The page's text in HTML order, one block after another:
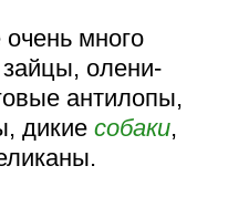
много
олени-
антилопы,
дикиесобаки,